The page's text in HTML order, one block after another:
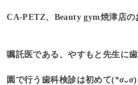
CA-PETZ、Beauty gym焼津店の
嘱託医である、やすもと先生に
園で行う歯科検診は初めて(*ơᴗơ)